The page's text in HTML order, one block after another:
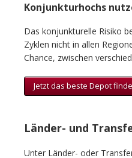
Konjunkturhochs
Das konjunkturelle Risiko
Zyklen nicht in allen
Chance, zwischen
Jetzt das beste Depot
Länder- und
Unter Länder- oder